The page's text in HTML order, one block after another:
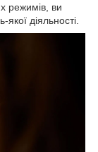
режимів, ви
діяльності.